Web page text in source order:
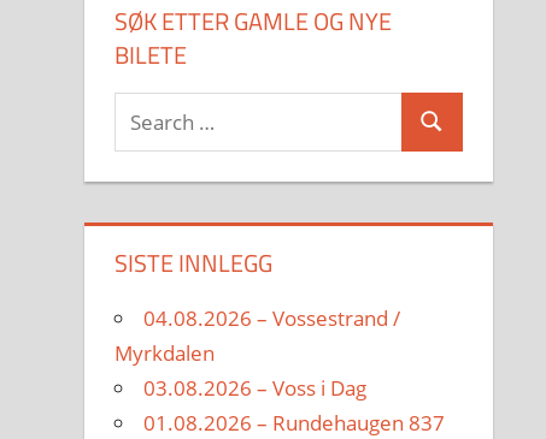
SØK ETTER GAMLE OG NYE
BILETE
Search
for:
Search
SISTE INNLEGG
04.08.2026 – Vossestrand /
Myrkdalen
03.08.2026 – Voss i Dag
01.08.2026 – Rundehaugen 837